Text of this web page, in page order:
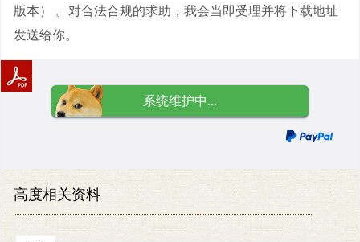
版本） 。对合法合规的求助，我会当即受理并将下载地址
发送给你。
系统维护中...
高度相关资料